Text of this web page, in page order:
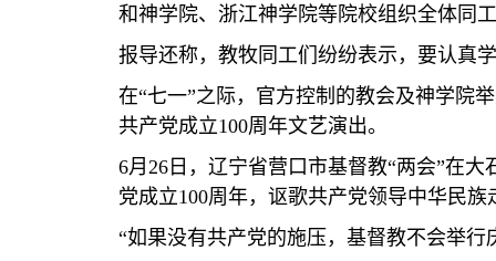
和神学院、浙江神学院等院校组织全体同
报导还称，教牧同工们纷纷表示，要认真
在“七一”之际，官方控制的教会及神学院
共产党成立100周年文艺演出。
6月 26 日，辽宁省营口市基督教“两会”在
党成立100周年，讴歌共产党领导中华民
“如果没有共产党的施压，基督教不会举